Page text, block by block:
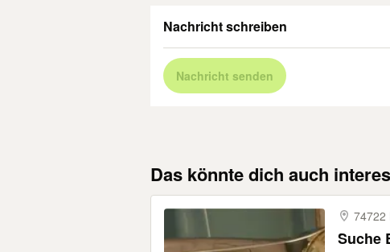
Nachricht schreiben
Nachricht senden
Das könnte dich auch
74722
Suche